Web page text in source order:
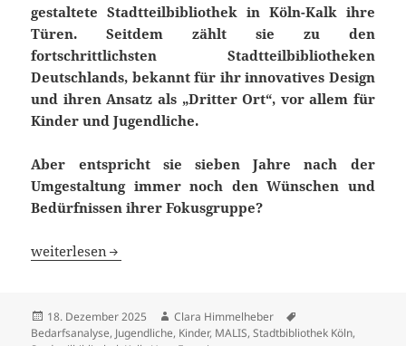
gestaltete Stadtteilbibliothek in Köln-Kalk ihre
Türen. Seitdem zählt sie zu den
fortschrittlichsten Stadtteilbibliotheken
Deutschlands, bekannt für ihr innovatives Design
und ihren Ansatz als „Dritter Ort“, vor allem für
Kinder und Jugendliche.
Aber entspricht sie sieben Jahre nach der
Umgestaltung immer noch den Wünschen und
Bedürfnissen ihrer Fokusgruppe?
Die Stadtteilbibliothek Kalk als Dritter Ort für Kinder und
weiterlesen
Veröffentlicht
am
18. Dezember 2025 Autor
Clara Himmelheber
Bedarfsanalyse, Jugendliche, Kinder, MALIS,Stadtbibliothek Köln,